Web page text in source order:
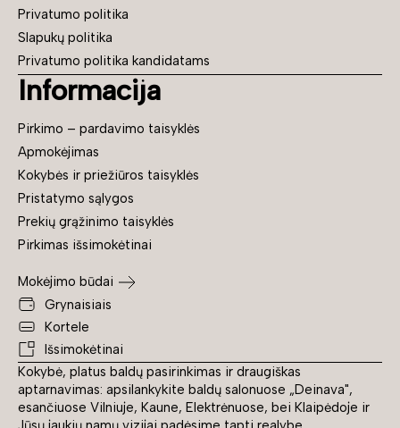
Kokybė, platus baldų pasirinkimas ir draugiškas
aptarnavimas: apsilankykite baldų salonuose „Deinava",
esančiuose Vilniuje, Kaune, Elektrėnuose, bei Klaipėdoje ir
Privatumo politika
Slapukų politika
Privatumo politika kandidatams
Informacija
Pirkimo – pardavimo taisyklės
Apmokėjimas
Kokybės ir priežiūros taisyklės
Pristatymo sąlygos
Prekių grąžinimo taisyklės
Pirkimas išsimokėtinai
Mokėjimo būdai
Grynaisiais
Kortele
Išsimokėtinai